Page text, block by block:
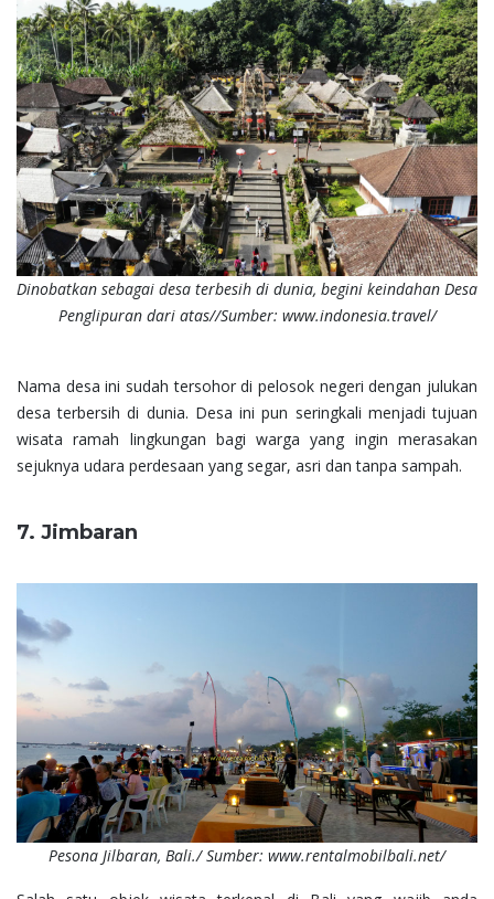
Dinobatkan sebagai desa terbesih di dunia, begini keindahan Desa
Penglipuran dari atas//Sumber: www.indonesia.travel/
Nama desa ini sudah tersohor di pelosok negeri dengan julukan
desa terbersih di dunia. Desa ini pun seringkali menjadi tujuan
wisata ramah lingkungan bagi warga yang ingin merasakan
sejuknya udara perdesaan yang segar, asri dan tanpa sampah.
7. Jimbaran
Pesona Jilbaran, Bali./ Sumber: www.rentalmobilbali.net/